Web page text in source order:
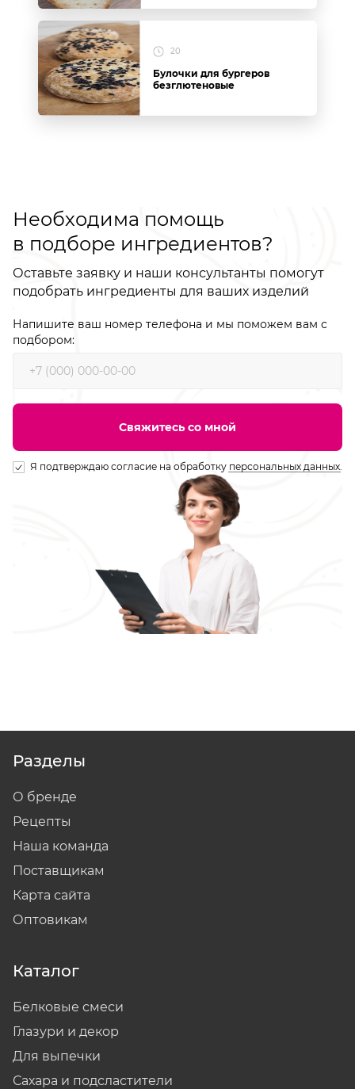
20
Булочки для бургеров
безглютеновые
Необходима помощь
в подборе ингредиентов?
Оставьте заявку и наши консультанты помогут
подобрать ингредиенты для ваших изделий
Напишите ваш номер телефона и мы поможем вам с
подбором:
Свяжитесь со мной
Я подтверждаю согласие на обработку персональных данных.
Разделы
О бренде
Рецепты
Наша команда
Поставщикам
Карта сайта
Оптовикам
Каталог
Белковые смеси
Глазури и декор
Для выпечки
Сахара и подсластители